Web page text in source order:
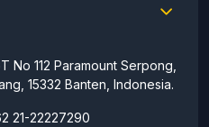
No 112 Paramount Serpong,
15332 Banten, Indonesia.
21-22227290